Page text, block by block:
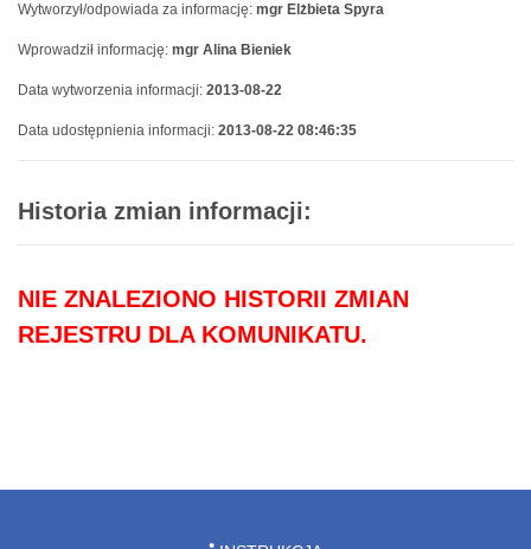
Wytworzył/odpowiada za informację: mgr Elżbieta Spyra
Wprowadził informację: mgr Alina Bieniek
Data wytworzenia informacji: 2013-08-22
Data udostępnienia informacji: 2013-08-22 08:46:35
Historia zmian informacji:
NIE ZNALEZIONO HISTORII ZMIAN
REJESTRU DLA KOMUNIKATU.